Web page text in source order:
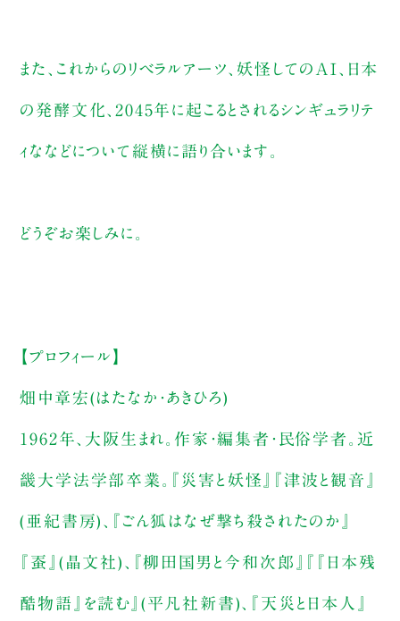
また、これからのリベラルアーツ、妖怪してのAI、日本
の発酵文化、2045年に起こるとされるシンギュラリテ
ィななどについて縦横に語り合います。
どうぞお楽しみに。
【プロフィール】
畑中章宏(はたなか・あきひろ)
1962年、大阪生まれ。作家・編集者・民俗学者。近
畿大学法学部卒業。『災害と妖怪』『津波と観音』
(亜紀書房)、『ごん狐はなぜ撃ち殺されたのか』
『蚕』(晶文社)、『柳田国男と今和次郎』『『日本残
酷物語』を読む』(平凡社新書)、『天災と日本人』